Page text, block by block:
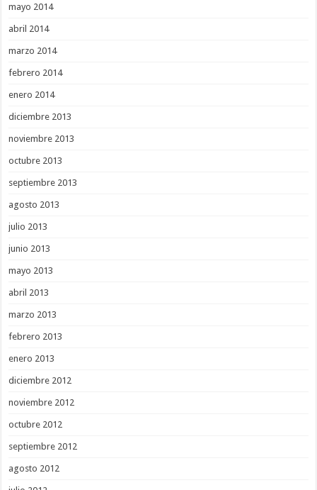
mayo 2014
abril 2014
marzo 2014
febrero 2014
enero 2014
diciembre 2013
noviembre 2013
octubre 2013
septiembre 2013
agosto 2013
julio 2013
junio 2013
mayo 2013
abril 2013
marzo 2013
febrero 2013
enero 2013
diciembre 2012
noviembre 2012
octubre 2012
septiembre 2012
agosto 2012